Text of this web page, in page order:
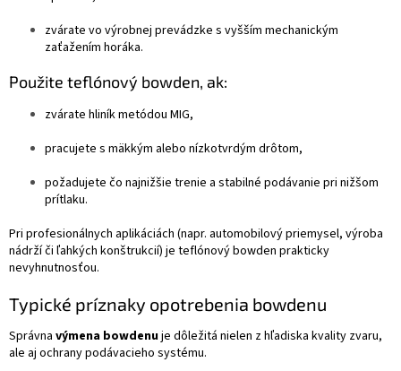
zvárate vo výrobnej prevádzke s vyšším mechanickým
zaťažením horáka.
Použite teflónový bowden, ak:
zvárate hliník metódou MIG,
pracujete s mäkkým alebo nízkotvrdým drôtom,
požadujete čo najnižšie trenie a stabilné podávanie pri nižšom
prítlaku.
Pri profesionálnych aplikáciách (napr. automobilový priemysel, výroba
nádrží či ľahkých konštrukcií) je teflónový bowden prakticky
nevyhnutnosťou.
Typické príznaky opotrebenia bowdenu
Správna výmena bowdenuje dôležitá nielen z hľadiska kvality zvaru,
ale aj ochrany podávacieho systému.